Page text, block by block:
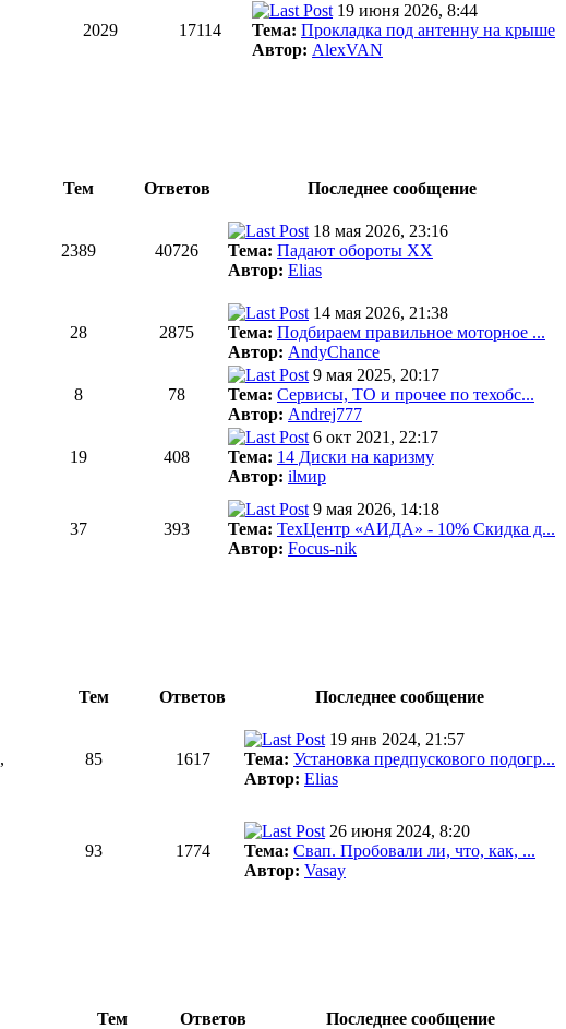
2029 17114
19 июня 2026, 8:44
Тема: Прокладка под антенну на крыше
Автор: AlexVAN
Тем Ответов
Последнее сообщение
2389 40726
18 мая 2026, 23:16
Тема: Падают обороты ХХ
Автор: Elias
28 2875
14 мая 2026, 21:38
Тема: Подбираем правильное моторное ...
Автор: AndyChance
8 78
9 мая 2025, 20:17
Тема: Сервисы, ТО и прочее по техобс...
Автор: Andrej777
19 408
6 окт 2021, 22:17
Тема: 14 Диски на каризму
Автор: ilмир
37 393
9 мая 2026, 14:18
Тема: ТехЦентр «АИДА» - 10% Скидка д...
Автор: Focus-nik
Тем Ответов
Последнее сообщение
,
85 1617
19 янв 2024, 21:57
Тема: Установка предпускового подогр...
Автор: Elias
93 1774
26 июня 2024, 8:20
Тема: Свап. Пробовали ли, что, как, ...
Автор: Vasay
Тем Ответов
Последнее сообщение